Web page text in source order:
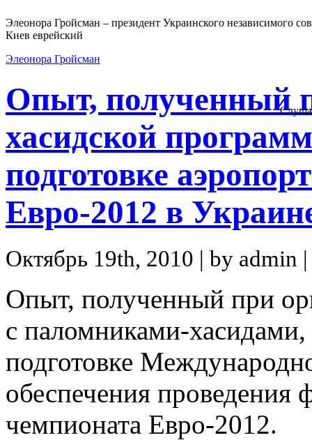
Элеонора Гройсман – президент Украинского независимого
Киев еврейский
Элеонора Гройсман
Опыт, полученный
хасидской
подготовке
Евро-2012 в
Октябрь 19th, 2010 | by admin |
Опыт, полученный при
с паломниками-
подготовке
обеспечения проведения
чемпионата Евро-2012.